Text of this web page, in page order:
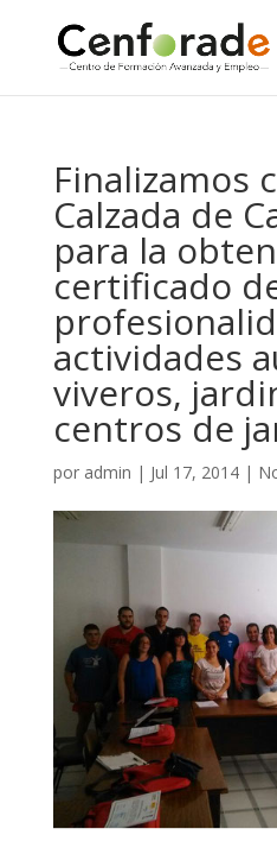
Finalizamos
Calzada de
para la
certificado
actividades
viveros,
centros de
por admin | Jul 17, 2014|